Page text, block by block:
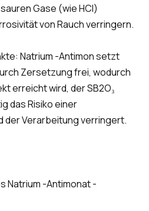
Gase (wie HCl)
von Rauch verringern.
Natrium -Antimon setzt
Zersetzung frei, wodurch
erreicht wird, der SB2O₃
das Risiko einer
der Verarbeitung verringert.
Natrium -Antimonat -